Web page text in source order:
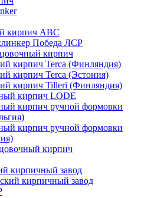
кирпич ABC
Победа ЛСР
кирпич
кирпич Terca (Финляндия)
кирпич Terca (Эстония)
кирпич Tilleri (Финляндия)
кирпич LODE
кирпич ручной формовки
кирпич ручной формовки
кирпич
кирпичный завод
кирпичный завод